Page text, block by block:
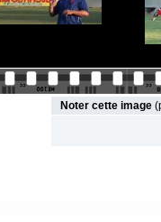
Noter cette image